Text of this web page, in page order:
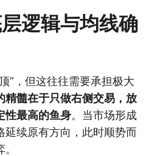
逻辑与均线确
”，但这往往需要承担极大
精髓在于只做右侧交易，放
性最高的鱼身。当市场形成
延续原有方向，此时顺势而